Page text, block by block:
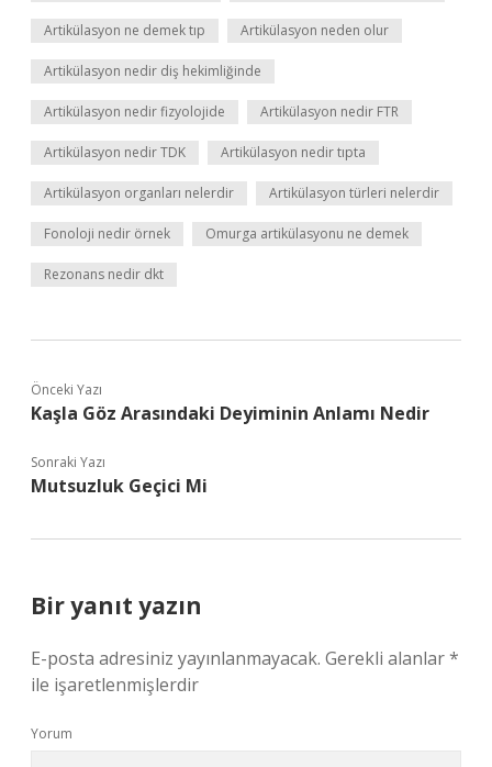
Artikülasyon ne demek tıp Artikülasyon neden olur
Artikülasyon nedir diş hekimliğinde
Artikülasyon nedir fizyolojide Artikülasyon nedir FTR
Artikülasyon nedir TDK Artikülasyon nedir tıpta
Artikülasyon organları nelerdir Artikülasyon türleri nelerdir
Fonoloji nedir örnek Omurga artikülasyonu ne demek
Rezonans nedir dkt
Önceki Yazı
Kaşla Göz Arasındaki Deyiminin Anlamı Nedir
Sonraki Yazı
Mutsuzluk Geçici Mi
Bir yanıt yazın
E-posta adresiniz yayınlanmayacak. Gerekli alanlar*
ile işaretlenmişlerdir
Yorum